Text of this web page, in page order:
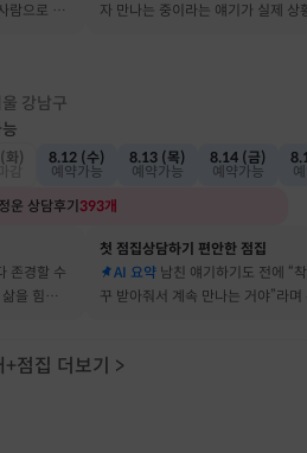
람으로 바
자 만나는 중이라는 얘기가 실제 상
강남구
화)
8.12 (수)
예약가능
8.13 (목)
예약가능
8.14 (금)
예약가능
운 상담후기 393개
존경할 수
을 힘들게
첫 점집상담하기 편안한 점집
AI 요약 남친 얘기하기도 전에 “
꾸 받아줘서 계속 만나는 거야”라며
점집 더보기 >